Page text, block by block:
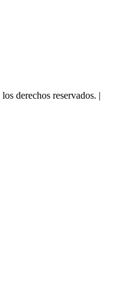
derechos reservados. |